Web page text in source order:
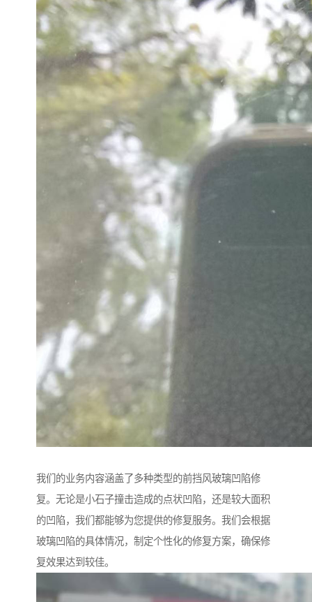
我们的业务内容涵盖了多种类型的前挡风玻璃凹陷修
复。无论是小石子撞击造成的点状凹陷，还是较大面积
的凹陷，我们都能够为您提供的修复服务。我们会根据
玻璃凹陷的具体情况，制定个性化的修复方案，确保修
复效果达到较佳。